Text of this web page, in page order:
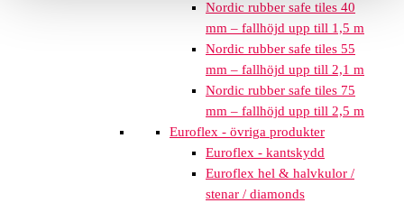
Nordic rubber safe tiles 40
mm – fallhöjd upp till 1,5 m
Nordic rubber safe tiles 55
mm – fallhöjd upp till 2,1 m
Nordic rubber safe tiles 75
mm – fallhöjd upp till 2,5 m
Euroflex - övriga produkter
Euroflex - kantskydd
Euroflex hel & halvkulor /
stenar / diamonds